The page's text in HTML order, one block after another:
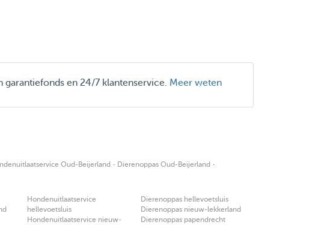
en 24/7 klantenservice. Meer weten
Oud-Beijerland · Dierenoppas Oud-Beijerland ·
Hondenuitlaatservice
hellevoetsluis
Hondenuitlaatservice nieuw-
Dierenoppas hellevoetsluis
Dierenoppas nieuw-lekkerland
Dierenoppas papendrecht